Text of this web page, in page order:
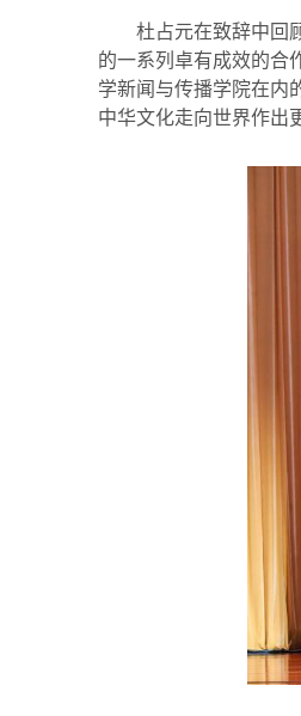
杜占元在致辞中回
的一系列卓有成效的合
学新闻与传播学院在内
中华文化走向世界作出